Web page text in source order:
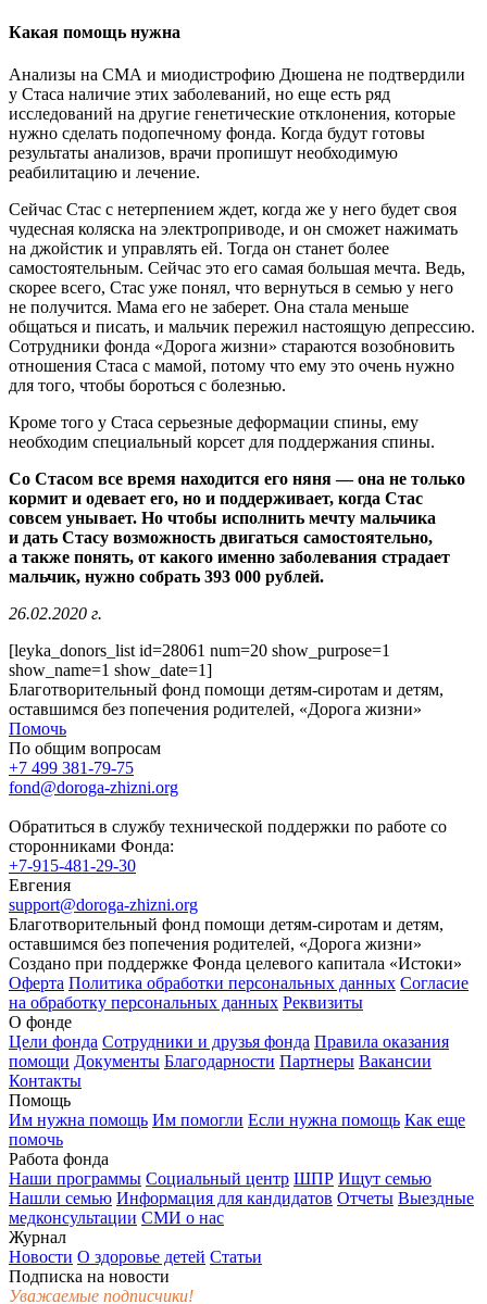
Какая помощь нужна
Анализы на СМА и миодистрофию Дюшена не подтвердили
у Стаса наличие этих заболеваний, но еще есть ряд
исследований на другие генетические отклонения, которые
нужно сделать подопечному фонда. Когда будут готовы
результаты анализов, врачи пропишут необходимую
реабилитацию и лечение.
Сейчас Стас с нетерпением ждет, когда же у него будет своя
чудесная коляска на электроприводе, и он сможет нажимать
на джойстик и управлять ей. Тогда он станет более
самостоятельным. Сейчас это его самая большая мечта. Ведь,
скорее всего, Стас уже понял, что вернуться в семью у него
не получится. Мама его не заберет. Она стала меньше
общаться и писать, и мальчик пережил настоящую депрессию.
Сотрудники фонда «Дорога жизни» стараются возобновить
отношения Стаса с мамой, потому что ему это очень нужно
для того, чтобы бороться с болезнью.
Кроме того у Стаса серьезные деформации спины, ему
необходим специальный корсет для поддержания спины.
Со Стасом все время находится его няня — она не только
кормит и одевает его, но и поддерживает, когда Стас
совсем унывает. Но чтобы исполнить мечту мальчика
и дать Стасу возможность двигаться самостоятельно,
а также понять, от какого именно заболевания страдает
мальчик, нужно собрать 393 000 рублей.
26.02.2020 г.
[leyka_donors_list id=28061 num=20 show_purpose=1
show_name=1 show_date=1]
Благотворительный фонд помощи детям-сиротам и детям,
оставшимся без попечения родителей, «Дорога жизни»
Помочь
По общим вопросам
+7 499 381-79-75
fond@doroga-zhizni.org
Обратиться в службу технической поддержки по работе со
сторонниками Фонда:
+7-915-481-29-30
Евгения
support@doroga-zhizni.org
Благотворительный фонд помощи детям-сиротам и детям,
оставшимся без попечения родителей, «Дорога жизни»
Создано при поддержке Фонда целевого капитала «Истоки»
Оферта Политика обработки персональных данных Согласие
на обработку персональных данных Реквизиты
О фонде
Цели фонда Сотрудники и друзья фонда Правила оказания
помощи Документы Благодарности Партнеры Вакансии
Контакты
Помощь
Им нужна помощь Им помогли Если нужна помощь Как еще
помочь
Работа фонда
Наши программы Социальный центр ШПР Ищут семью
Нашли семью Информация для кандидатов Отчеты Выездные
медконсультации СМИ о нас
Журнал
Новости О здоровье детей Статьи
Подписка на новости
Уважаемые подписчики!